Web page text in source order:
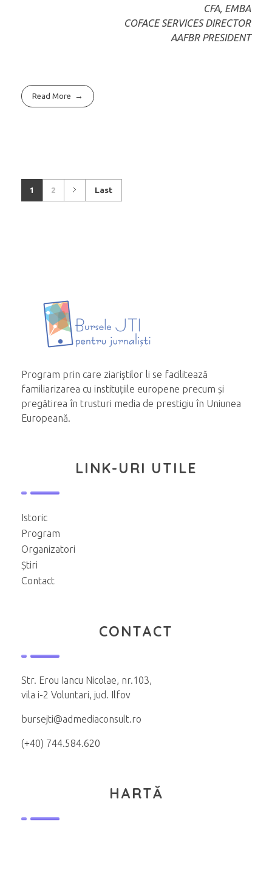
CFA, EMBA
COFACE SERVICES DIRECTOR
AAFBR PRESIDENT
Read More
1 2 Last
Program prin care ziariştilor li se facilitează
familiarizarea cu instituțiile europene precum și
pregătirea în trusturi media de prestigiu în Uniunea
Europeană.
LINK-URI UTILE
Istoric
Program
Organizatori
Știri
Contact
CONTACT
Str. Erou Iancu Nicolae, nr.103,
vila i-2 Voluntari, jud. Ilfov
bursejti@admediaconsult.ro
(+40) 744.584.620
HARTĂ